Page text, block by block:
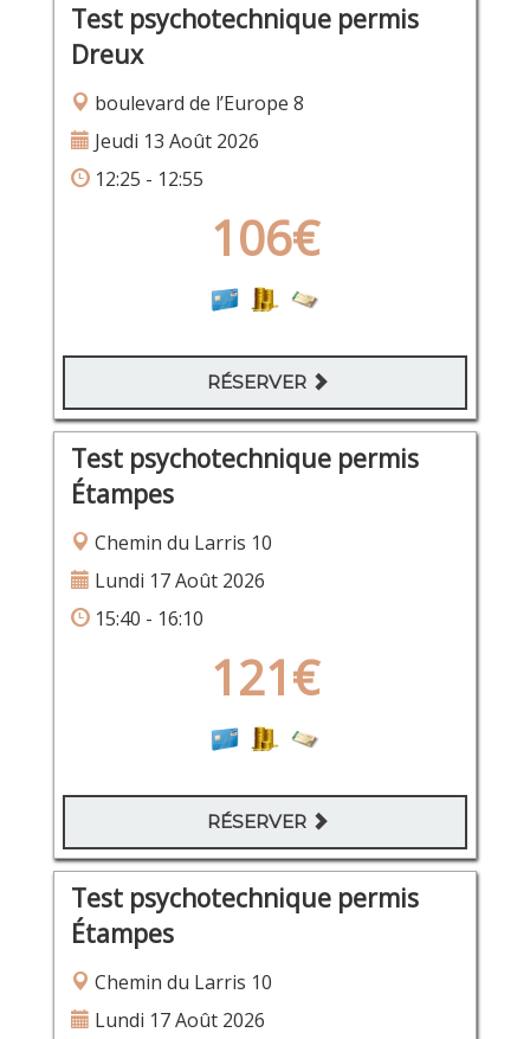
Test psychotechnique permis
Dreux
boulevard de l’Europe 8
Jeudi 13 Août 2026
12:25 - 12:55
106€
RÉSERVER
Test psychotechnique permis
Étampes
Chemin du Larris 10
Lundi 17 Août 2026
15:40 - 16:10
121€
RÉSERVER
Test psychotechnique permis
Étampes
Chemin du Larris 10
Lundi 17 Août 2026